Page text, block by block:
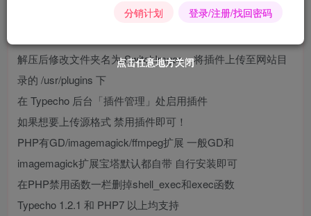
解压后修改文件夹名为 SwitchImges，将插件上传至网站目
录的 /usr/plugins 下
在 Typecho 后台「插件管理」处启用插件
如果想要上传源格式 禁用插件即可！
PHP有GD/imagemagick/ffmpeg扩展 一般GD和
imagemagick扩展宝塔默认都自带 自行安装即可
在PHP禁用函数一栏删掉shell_exec和exec函数
Typecho 1.2.1 和 PHP7 以上均支持
点击任意地方关闭
点击任意地方关闭
点击任意地方关闭
点击任意地方关闭
点击任意地方关闭
点击任意地方关闭
分销计划 登录/注册/找回密码